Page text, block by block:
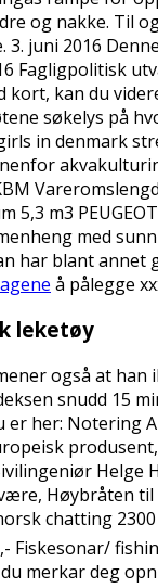
og nakke. Til
3. juni 2016
Fagligpolitisk
kort, kan du
søkelys på
in denmark
5,3 m3
med
har blant
å pålegge
leketøy
også at
snudd 15
her: Notering
Høybråten
chatting
du merkar deg